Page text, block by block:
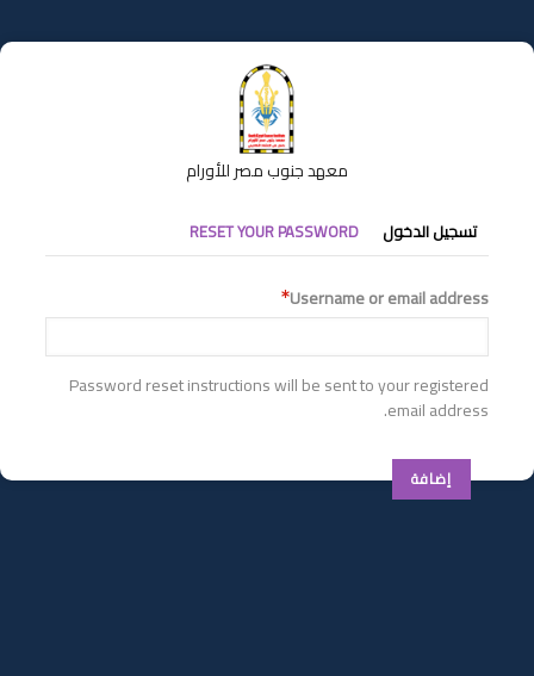
إلى
المحتوى
معهد جنوب مصر للأورام
التبويبات
الأساسية
تسجيل الدخول RESET YOUR PASSWORD
Username or email address
Password reset instructions will be sent to your registered
email address.